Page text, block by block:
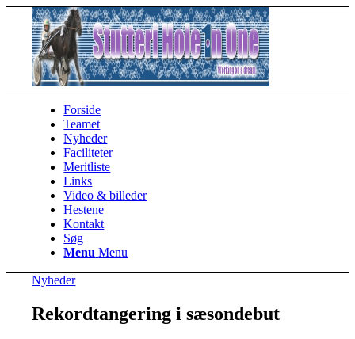
Forside
Teamet
Nyheder
Faciliteter
Meritliste
Links
Video & billeder
Hestene
Kontakt
Søg
Menu Menu
Nyheder
Rekordtangering i sæsondebut